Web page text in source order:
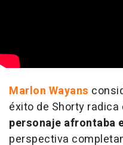
Marlon Wayans
éxito de Shorty radica
personaje afrontaba
perspectiva